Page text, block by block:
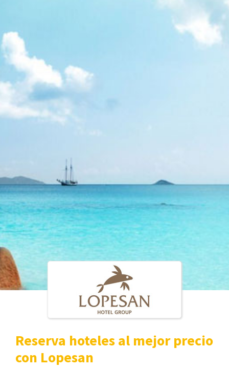
Reserva hoteles al mejor precio
con Lopesan